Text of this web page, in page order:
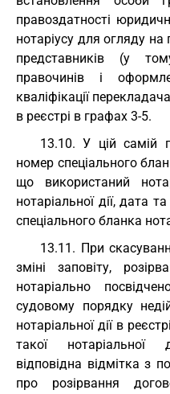
правоздатності
нотаріусу для огляду
представників (у
правочинів і
кваліфікації
в реєстрі в графах 3-5.
13.10. У цій самій
номер спеціального
що використаний
нотаріальної дії, дата
спеціального бланка
13.11. При
зміні заповіту,
нотаріально
судовому порядку
нотаріальної дії в
такої нотаріальної
відповідна відмітка з
про розірвання